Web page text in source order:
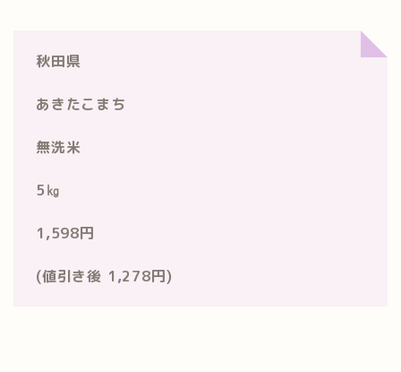
秋田県
あきたこまち
無洗米
5㎏
1,598円
(値引き後 1,278円)